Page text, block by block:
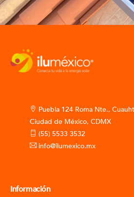
Puebla 124 Roma Nte.,
Ciudad de México, CDMX
(55) 5533 3532
info@ilumexico.mx
Información